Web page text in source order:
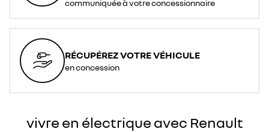
communiquée à votre concessionnaire
RÉCUPÉREZ VOTRE VÉHICULE
en concession
vivre en électrique avec Renault